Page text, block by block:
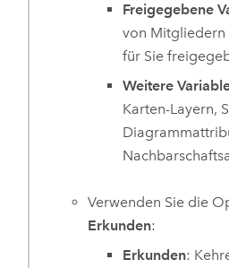
Freigegebene
von Mitgliedern
für Sie
Weitere
Karten-Layern,
Verwenden Sie die
Erkunden:
Erkunden: